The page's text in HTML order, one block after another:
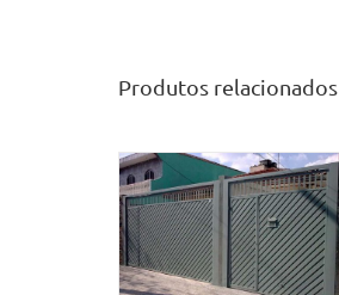
Produtos relacionados
VER MAIS